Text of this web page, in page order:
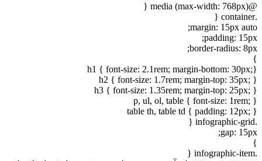
@media (max-width: 768px) {
.container {
margin: 15px auto;
padding: 15px;
border-radius: 8px;
}
h1 { font-size: 2.1rem; margin-bottom: 30px;}
h2 { font-size: 1.7rem; margin-top: 35px; }
h3 { font-size: 1.35rem; margin-top: 25px; }
p, ul, ol, table { font-size: 1rem; }
table th, table td { padding: 12px; }
.infographic-grid {
gap: 15px;
}
.infographic-item {